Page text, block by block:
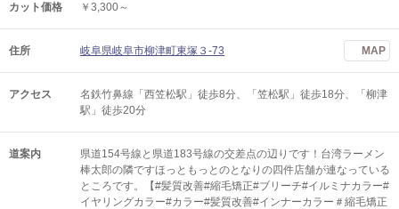
カット価格 ￥3,300～
住所 岐阜県岐阜市柳津町東塚３-73 MAP
アクセス
名鉄竹鼻線「西笠松駅」徒歩8分、「笠松駅」徒歩18分、「柳津
駅」徒歩20分
道案内
県道154号線と県道183号線の交差点の辺りです！台湾ラーメン
棒太郎の隣ですほっともっとのとなりの四件店舗が連なっている
ところです。【#髪質改善#縮毛矯正#ブリーチ#イルミナカラー#
イヤリングカラー#カラー#髪質改善#インナーカラー＃縮毛矯正